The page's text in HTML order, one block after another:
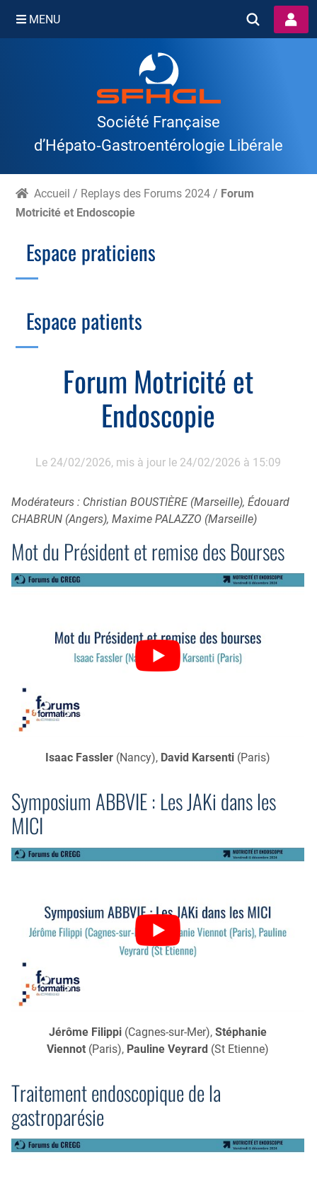
Skip
MENU
Société Française
d’Hépato‑Gastroentérologie Libérale
Accueil / Replays des Forums 2024 / Forum
Motricité et Endoscopie
Forum Motricité et
Endoscopie
Le 24/02/2026, mis à jour le 24/02/2026 à 15:09
Modérateurs : Christian BOUSTIÈRE (Marseille), Édouard
CHABRUN (Angers), Maxime PALAZZO (Marseille)
Mot du Président et remise des Bourses
Isaac Fassler (Nancy), David Karsenti (Paris)
Symposium ABBVIE : Les JAKi dans les
MICI
Jérôme Filippi (Cagnes-sur-Mer),Stéphanie
Viennot (Paris), Pauline Veyrard (St Etienne)
Traitement endoscopique de la
gastroparésie
Espace praticiens
Échographie
Gastro-pédiatrie
Motricité
Nutrition
Proctologie
Cellule d’Aide à la Recherche Clinique
Cotation des actes, lien avec les syndicats
Juridique
Plateau technique
Espace patients
Estomac
Pancréas
Tube digestif
Annuaire
Colobox